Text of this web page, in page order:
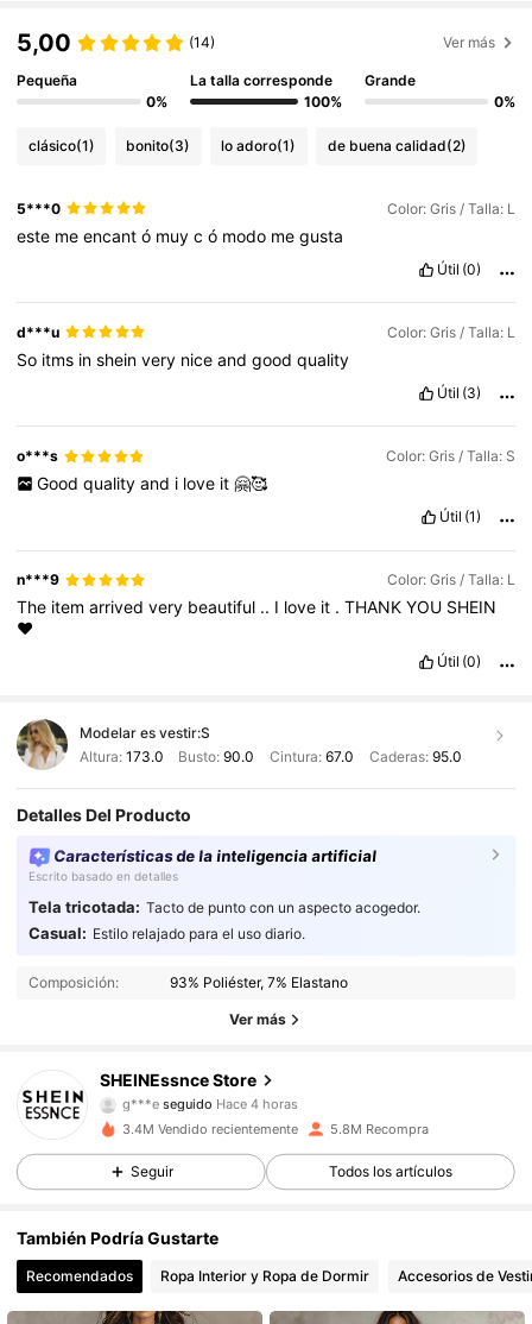
5,00 (14) Ver más
Pequeña
0%
La talla corresponde
100%
Grande
0%
clásico(1) bonito(3) lo adoro(1) de buena calidad(2)
5***0 Color: Gris / Talla: L
este meencantó muycó modo megusta
Útil (0)
d***u Color: Gris / Talla: L
So itms insheinvery niceandgoodquality
Útil (3)
o***s Color: Gris / Talla: S
Good quality and i love it 🤗🥰
Útil (1)
n***9 Color: Gris / Talla: L
The itemarrivedvery beautiful .. I love it .THANKYOU SHEIN
❤️
Útil (0)
Modelar es vestir:S
Altura: 173.0 Busto:90.0 Cintura: 67.0 Caderas: 95.0
Detalles Del Producto
Características de la inteligencia artificial
Escrito basado en detalles
Tela tricotada: Tacto de punto con un aspecto acogedor.
Casual: Estilo relajado para el uso diario.
Composición: 93% Poliéster, 7% Elastano
Ver más
SHEINEssnce Store
g***eseguido Hace 4 horas
3.4M Vendido recientemente 5.8M Recompra
Seguir Todos los artículos
También Podría Gustarte
Recomendados Ropa Interior y Ropa de Dormir Accesorios de